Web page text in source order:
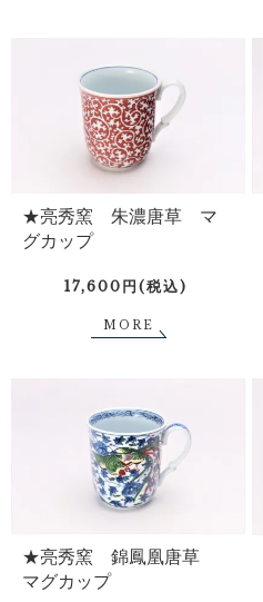
★亮秀窯 朱濃唐草 マ
グカップ
17,600円(税込)
MORE
★亮秀窯 錦鳳凰唐草
マグカップ